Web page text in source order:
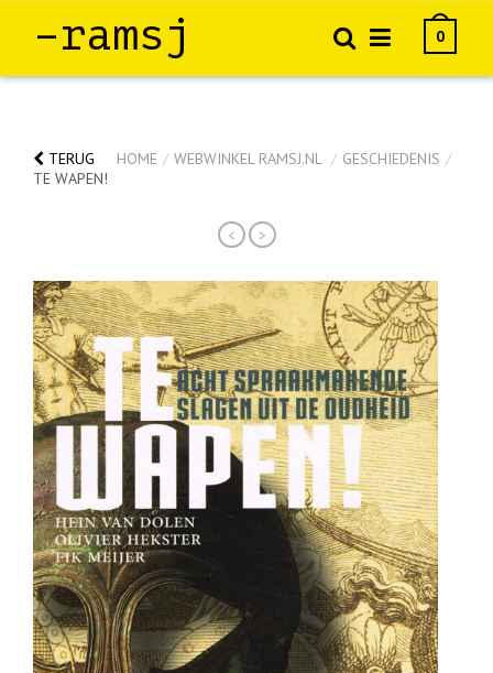
–ramsj 0
TERUG HOME / WEBWINKEL RAMSJ.NL / GESCHIEDENIS /
TE WAPEN!
< >